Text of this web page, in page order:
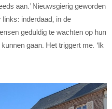
aan.’ Nieuwsgierig geworden
inderdaad, in de
geduldig te wachten op hun
gaan. Het triggert me. ‘Ik